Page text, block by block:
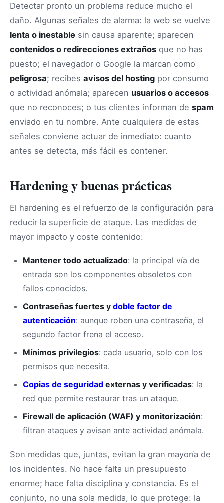
Detectar pronto un problema reduce mucho el
daño. Algunas señales de alarma: la web se vuelve
lenta o inestable sin causa aparente; aparecen
contenidos o redirecciones extraños que no has
puesto; el navegador o Google la marcan como
peligrosa; recibes avisos del hosting por consumo
o actividad anómala; aparecen usuarios o accesos
que no reconoces; o tus clientes informan de spam
enviado en tu nombre. Ante cualquiera de estas
señales conviene actuar de inmediato: cuanto
antes se detecta, más fácil es contener.
Hardening y buenas prácticas
El hardening es el refuerzo de la configuración para
reducir la superficie de ataque. Las medidas de
mayor impacto y coste contenido:
Mantener todo actualizado: la principal vía de
entrada son los componentes obsoletos con
fallos conocidos.
Contraseñas fuertes y doble factor de
autenticación: aunque roben una contraseña, el
segundo factor frena el acceso.
Mínimos privilegios: cada usuario, solo con los
permisos que necesita.
Copias de seguridad externas y verificadas: la
red que permite restaurar tras un ataque.
Firewall de aplicación (WAF) y monitorización:
filtran ataques y avisan ante actividad anómala.
Son medidas que, juntas, evitan la gran mayoría de
los incidentes. No hace falta un presupuesto
enorme; hace falta disciplina y constancia. Es el
conjunto, no una sola medida, lo que protege: la